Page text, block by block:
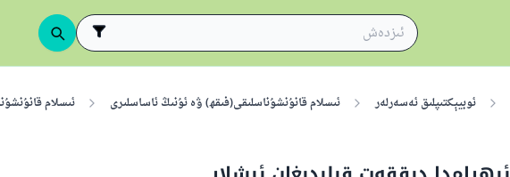
ئوبيېكتىپلىق ئەسەرلەر ئىسلام قانۇنشۇناسلىقى(فىقھ) ۋە ئۇنىڭ ئاساسلىرى ئىسلام